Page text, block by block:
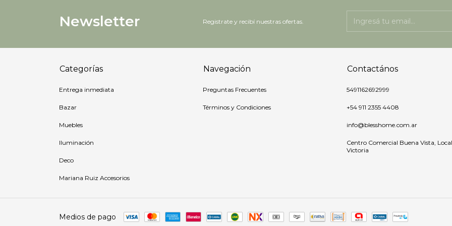
Newsletter Registrate y recibí nuestras ofertas.
Categorías
Entrega inmediata
Bazar
Muebles
Iluminación
Deco
Mariana Ruiz Accesorios
Navegación
Preguntas Frecuentes
Términos y Condiciones
Contactános
5491162692999
+54 911 2355 4408
info@blesshome.com.ar
Centro Comercial Buena Vista, Local
Victoria
Medios de pago